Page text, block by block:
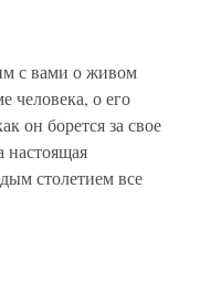
с вами о живом
человека, о его
он борется за свое
настоящая
столетием все